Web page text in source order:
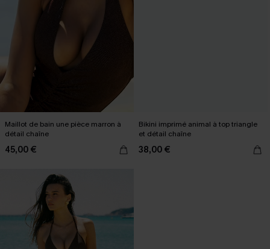
Maillot de bain une pièce marron à
détail chaîne
45,00 €
Bikini imprimé animal à top triangle
et détail chaîne
38,00 €